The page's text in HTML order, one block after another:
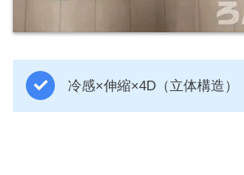
冷感×伸縮×4D（立体構造）